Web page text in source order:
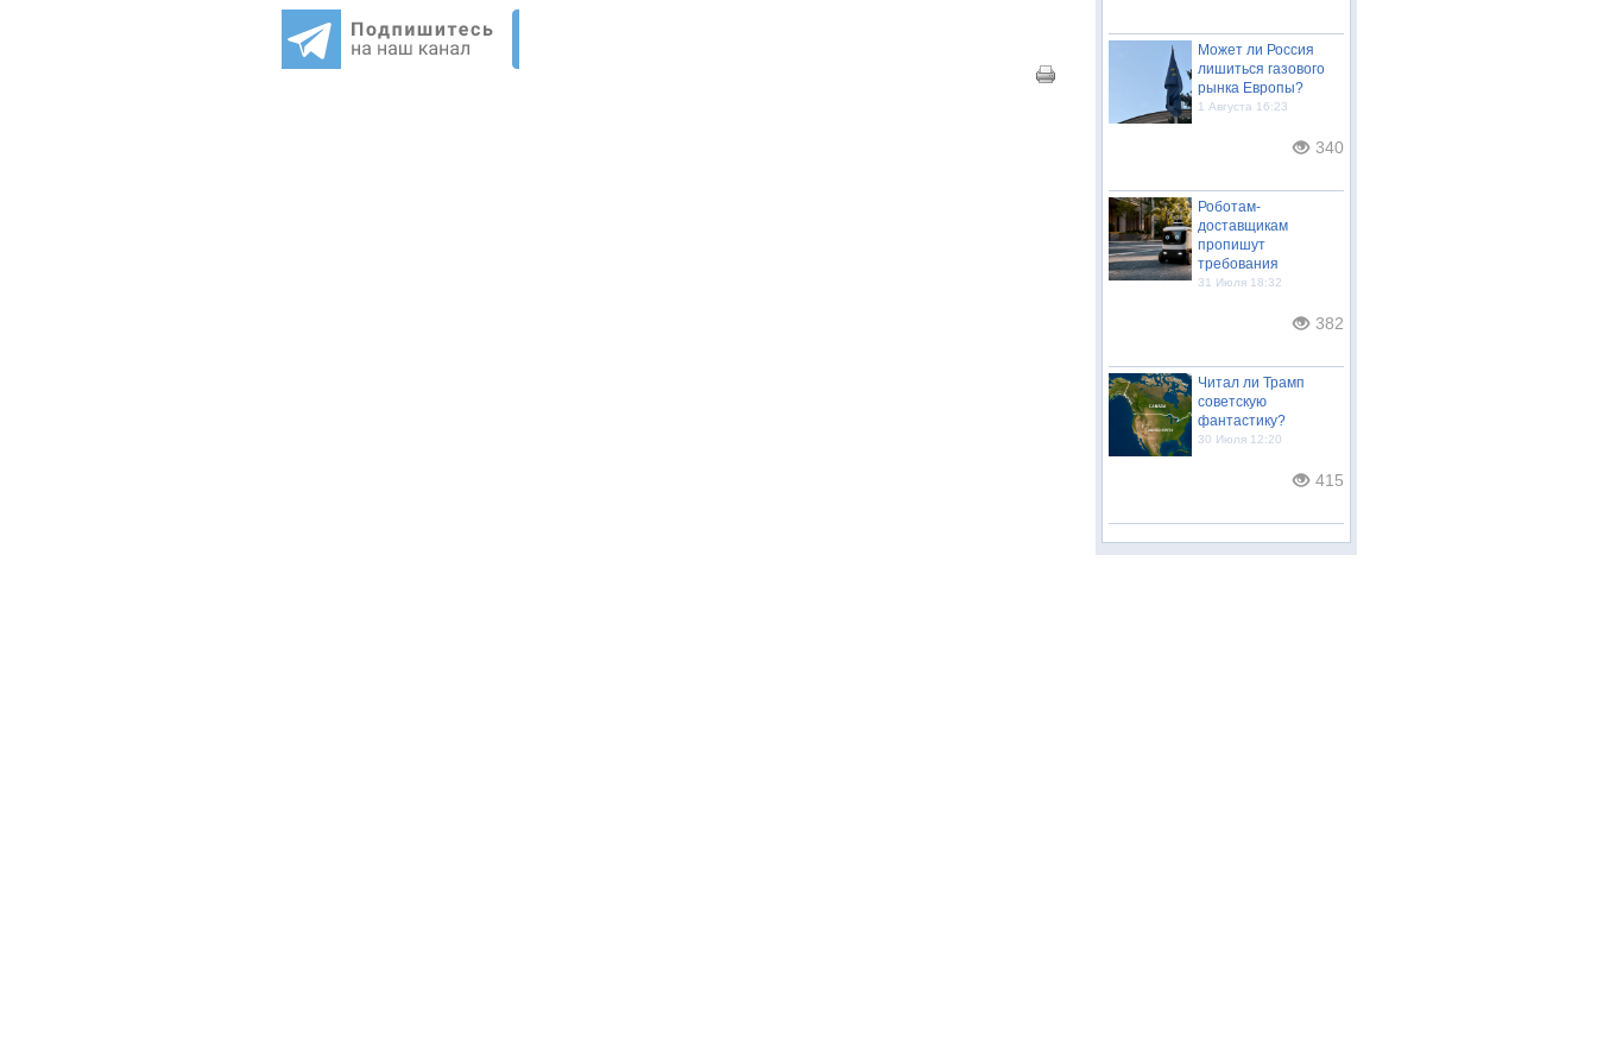
Может ли Россия
лишиться газового
рынка Европы?
1 Августа 16:23
340
Роботам-
доставщикам
пропишут
требования
31 Июля 18:32
382
Читал ли Трамп
советскую
фантастику?
30 Июля 12:20
415